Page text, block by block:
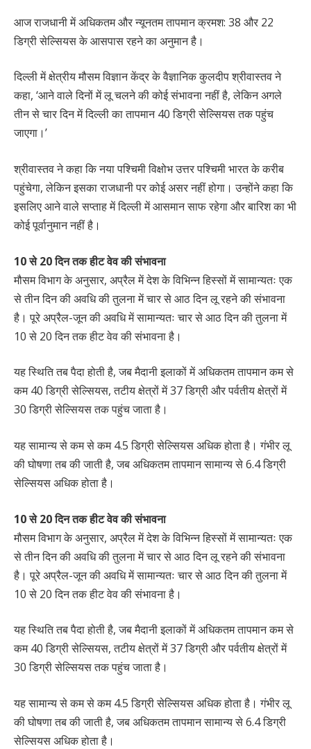
आज राजधानी में अधिकतम और न्यूनतम तापमान क्रमश: 38 और 22
डिग्री सेल्सियस के आसपास रहने का अनुमान है।
दिल्ली में क्षेत्रीय मौसम विज्ञान केंद्र के वैज्ञानिक कुलदीप श्रीवास्तव ने
कहा, ‘आने वाले दिनों में लू चलने की कोई संभावना नहीं है, लेकिन अगले
तीन से चार दिन में दिल्ली का तापमान 40 डिग्री सेल्सियस तक पहुंच
जाएगा।’
श्रीवास्तव ने कहा कि नया पश्चिमी विक्षोभ उत्तर पश्चिमी भारत के करीब
पहुंचेगा, लेकिन इसका राजधानी पर कोई असर नहीं होगा। उन्होंने कहा कि
इसलिए आने वाले सप्ताह में दिल्ली में आसमान साफ ​​रहेगा और बारिश का भी
कोई पूर्वानुमान नहीं है।
10 से 20 दिन तक हीट वेव की संभावना
मौसम विभाग के अनुसार, अप्रैल में देश के विभिन्न हिस्सों में सामान्यतः एक
से तीन दिन की अवधि की तुलना में चार से आठ दिन लू रहने की संभावना
है। पूरे अप्रैल-जून की अवधि में सामान्यतः चार से आठ दिन की तुलना में
10 से 20 दिन तक हीट वेव की संभावना है।
यह स्थिति तब पैदा होती है, जब मैदानी इलाकों में अधिकतम तापमान कम से
कम 40 डिग्री सेल्सियस, तटीय क्षेत्रों में 37 डिग्री और पर्वतीय क्षेत्रों में
30 डिग्री सेल्सियस तक पहुंच जाता है।
यह सामान्य से कम से कम 4.5 डिग्री सेल्सियस अधिक होता है। गंभीर लू
की घोषणा तब की जाती है, जब अधिकतम तापमान सामान्य से 6.4 डिग्री
सेल्सियस अधिक होता है।
10 से 20 दिन तक हीट वेव की संभावना
मौसम विभाग के अनुसार, अप्रैल में देश के विभिन्न हिस्सों में सामान्यतः एक
से तीन दिन की अवधि की तुलना में चार से आठ दिन लू रहने की संभावना
है। पूरे अप्रैल-जून की अवधि में सामान्यतः चार से आठ दिन की तुलना में
10 से 20 दिन तक हीट वेव की संभावना है।
यह स्थिति तब पैदा होती है, जब मैदानी इलाकों में अधिकतम तापमान कम से
कम 40 डिग्री सेल्सियस, तटीय क्षेत्रों में 37 डिग्री और पर्वतीय क्षेत्रों में
30 डिग्री सेल्सियस तक पहुंच जाता है।
यह सामान्य से कम से कम 4.5 डिग्री सेल्सियस अधिक होता है। गंभीर लू
की घोषणा तब की जाती है, जब अधिकतम तापमान सामान्य से 6.4 डिग्री
सेल्सियस अधिक होता है।